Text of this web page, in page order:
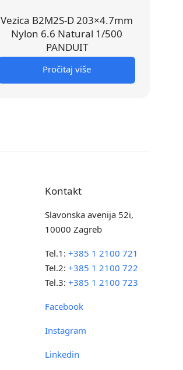
Vezica B2M2S-D 203×4.7mm
Nylon 6.6 Natural 1/500
PANDUIT
Pročitaj više
Kontakt
Slavonska avenija 52i,
10000 Zagreb
Tel.1:+385 1 2100 721
Tel.2:+385 1 2100 722
Tel.3:+385 1 2100 723
Facebook
Instagram
Linkedin